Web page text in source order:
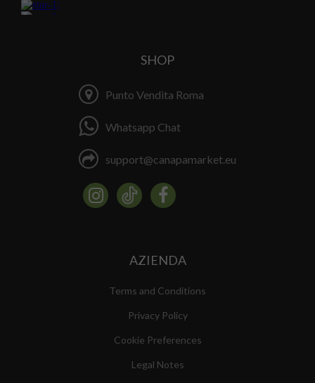
SHOP
Punto Vendita Roma
Whatsapp Chat
support@canapamarket.eu
AZIENDA
Terms and Conditions
Privacy Policy
Cookie Preferences
Legal Notes